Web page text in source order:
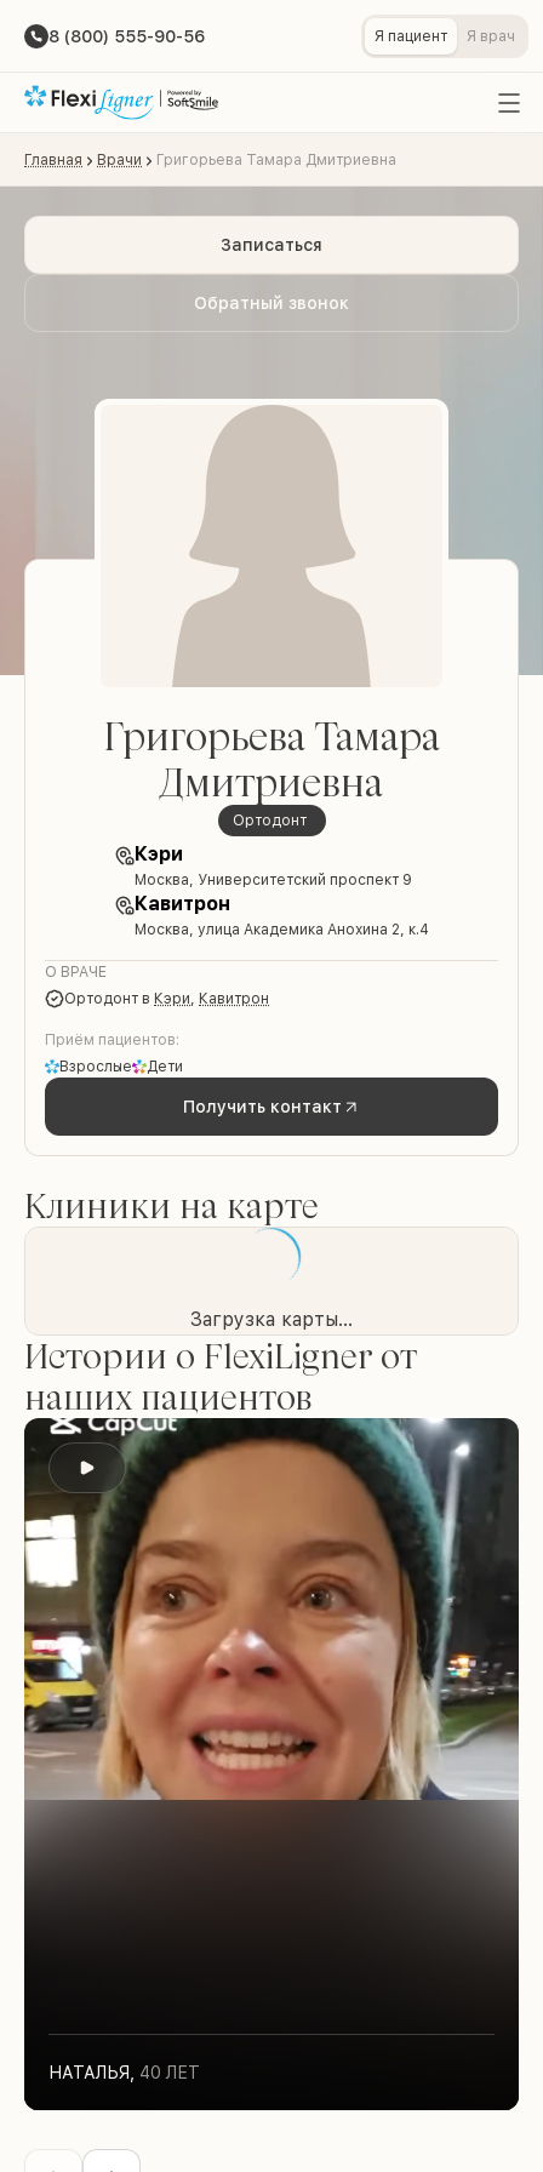
8 (800) 555-90-56 Я пациент Я врач
Главная Врачи Григорьева Тамара Дмитриевна
Обратный звонок
Записаться
Григорьева Тамара
Дмитриевна
ортодонт
Кэри
Москва, Университетский проспект 9
Кавитрон
Москва, улица Академика Анохина 2, к.4
О ВРАЧЕ
ортодонт в Кэри, Кавитрон
Приём пациентов:
Взрослые
Дети
Получить контакт
Клиники на карте
Загрузка карты...
Истории о FlexiLigner от
наших пациентов
НАТАЛЬЯ 40 ЛЕТ